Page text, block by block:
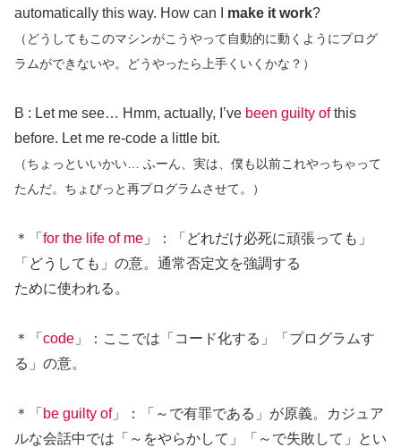
automatically this way. How can I make it work?
（どうしてもこのマシンがこうやって自動的に動くようにプログ
ラムができないや。どうやったら上手くいくかな？）
B : Let me see… Hmm, actually, I’ve been guilty ofthis
before. Let me re-code a little bit.
（ちょっといいかい… ふーん、実は、僕も以前これやっちゃって
たんだ。ちょびっと再プログラムさせて。）
＊「 for the life of me 」：「どれだけ必死に頑張っても」
「どうしても」の意。通常否定文を強調する
ために使われる。
＊「 code 」：ここでは「コード化する」「プログラムす
る」の意。
＊「 be guilty of」：「～で有罪である」が原義。カジュア
ルな会話中では「～をやらかして」「～で失敗して」とい